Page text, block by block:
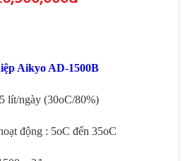
Aikyo AD-1500B
lít/ngày (30oC/80%)
động : 5oC đến 35oC